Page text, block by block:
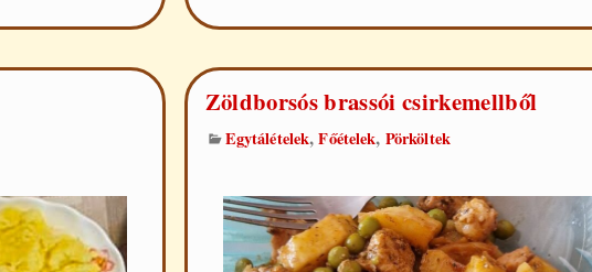
Zöldborsós brassói csirkemellből
Egytálételek,Főételek, Pörköltek